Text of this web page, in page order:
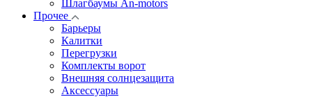
Шлагбаумы An-motors
Прочее
Барьеры
Калитки
Перегрузки
Комплекты ворот
Внешняя солнцезащита
Аксессуары